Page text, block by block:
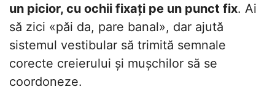
un picior, cu ochii fixați pe un punct fix. Ai
să zici «păi da, pare banal», dar ajută
sistemul vestibular să trimită semnale
corecte creierului și mușchilor să se
coordoneze.